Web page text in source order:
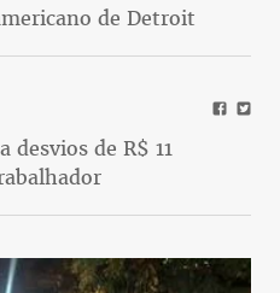
de Detroit
desvios de R$ 11